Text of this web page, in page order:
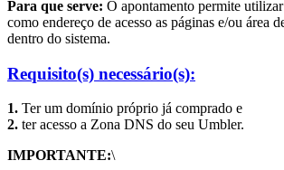
Para que serve: O apontamento permite
como endereço de acesso as páginas e/ou área
dentro do sistema.
Requisito(s) necessário(s):
1. Ter um domínio próprio já comprado e
2. ter acesso a Zona DNS do seu Umbler.
IMPORTANTE:\